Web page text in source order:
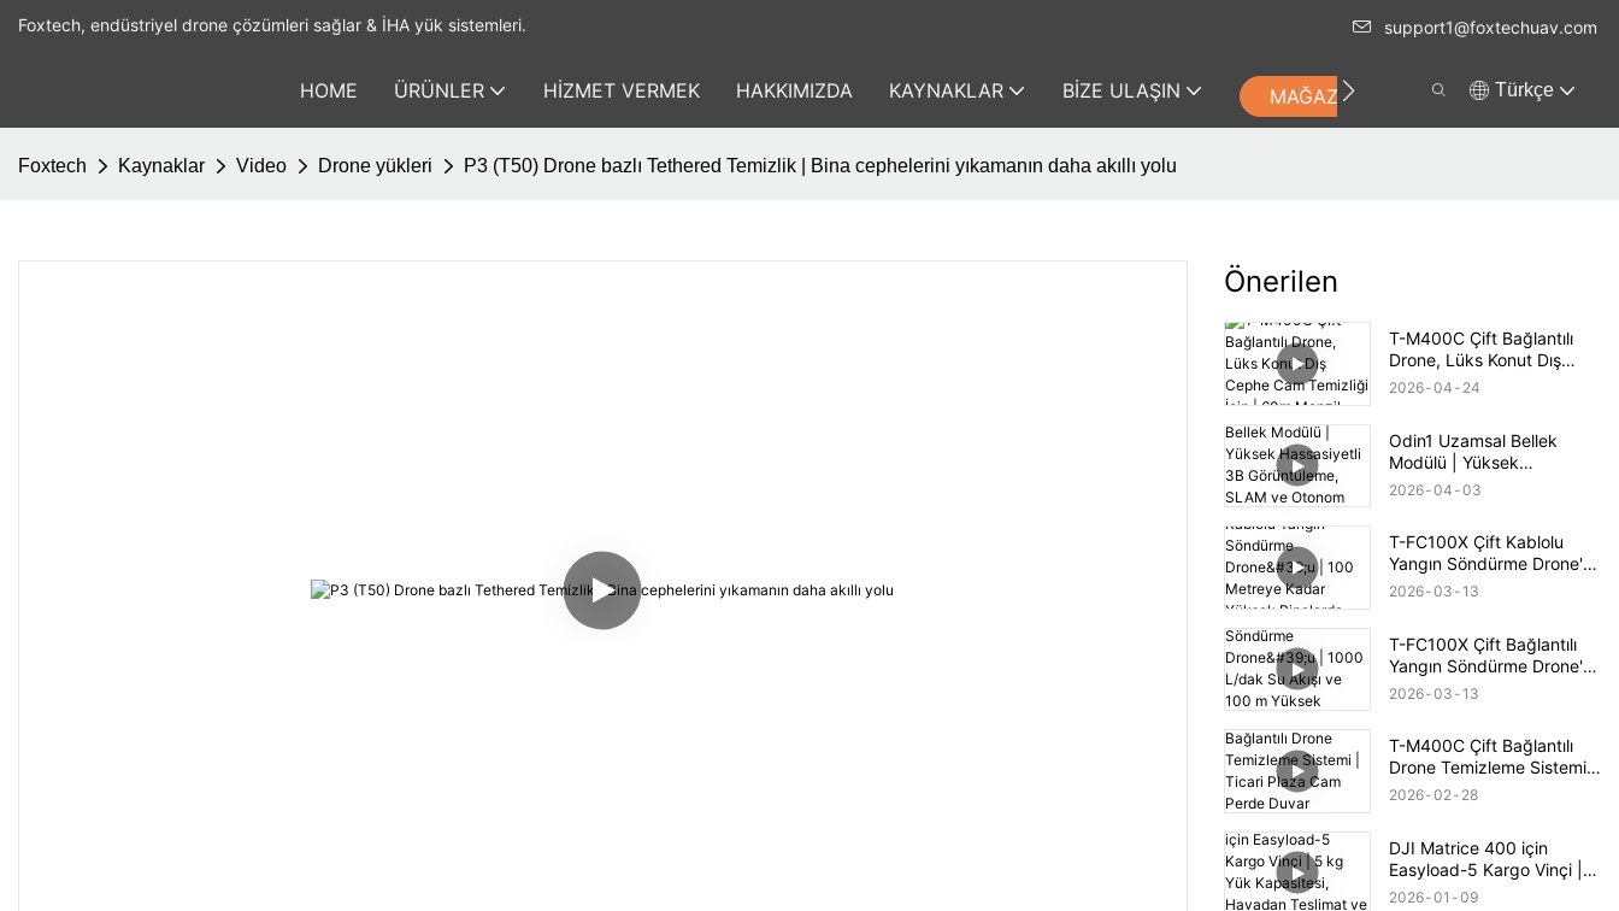
Foxtech, endüstriyel drone çözümleri sağlar & İHA yük sistemleri. support1@foxtechuav.com
HOME ÜRÜNLER HIZMET VERMEK HAKKIMIZDA KAYNAKLAR BIZE ULAŞIN MAĞAZA Türkçe
Foxtech Kaynaklar Video Drone yükleri P3 (T50) Drone bazlı Tethered Temizlik | Bina cephelerini yıkamanın daha akıllı yolu
Önerilen
T-M400C Çift Bağlantılı
Drone, Lüks Konut Dış
Cephe Cam Temizliği İçin |
2026 04 24
Odin1 Uzamsal Bellek
Modülü | Yüksek
Hassasiyetli 3B
2026 04 03
T-FC100X Çift Kablolu
Yangın Söndürme Drone'u
| 100 Metreye Kadar
2026 03 13
T-FC100X Çift Bağlantılı
Yangın Söndürme Drone'u
| 1000 L/dak Su Akışı ve
2026 03 13
T-M400C Çift Bağlantılı
Drone Temizleme Sistemi |
Ticari Plaza Cam Perde
2026 02 28
DJI Matrice 400 için
Easyload-5 Kargo Vinçi | 5
kg Yük Kapasitesi,
2026 01 09